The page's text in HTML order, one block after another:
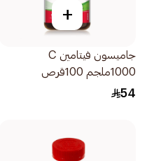
+
جاميسون فيتامين C
1000ملجم 100قرص
54